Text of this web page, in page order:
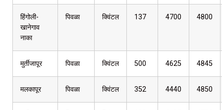
हिंगोली-
खानेगाव
नाका
पिवळा क्विंटल 137 4700 4800
मुर्तीजापूर पिवळा क्विंटल 500 4625 4845
मलकापूर पिवळा क्विंटल 352 4440 4850